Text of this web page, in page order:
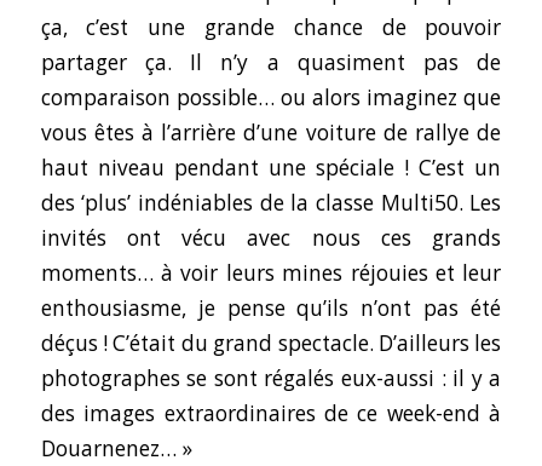
ça, c’est une grande chance de pouvoir
partager ça. Il n’y a quasiment pas de
comparaison possible… ou alors imaginez que
vous êtes à l’arrière d’une voiture de rallye de
haut niveau pendant une spéciale ! C’est un
des ‘plus’ indéniables de la classe Multi50. Les
invités ont vécu avec nous ces grands
moments… à voir leurs mines réjouies et leur
enthousiasme, je pense qu’ils n’ont pas été
déçus ! C’était du grand spectacle. D’ailleurs les
photographes se sont régalés eux-aussi : il y a
des images extraordinaires de ce week-end à
Douarnenez… »